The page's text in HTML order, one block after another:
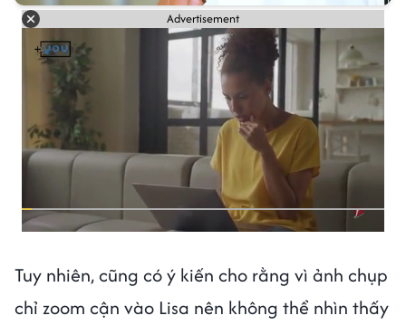
Advertisement
Tuy nhiên, cũng có ý kiến cho rằng vì ảnh chụp
chỉ zoom cận vào Lisa nên không thể nhìn thấy